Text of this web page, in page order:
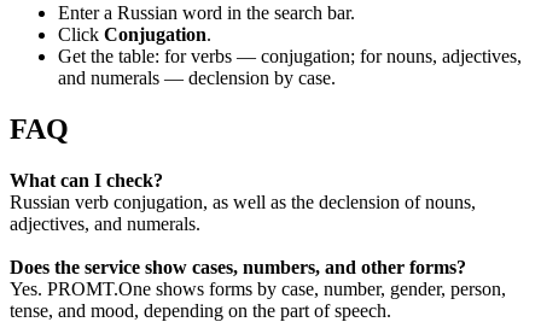
Enter a Russian word in the search bar.
Click Conjugation.
Get the table: for verbs — conjugation; for nouns, adjectives,
and numerals — declension by case.
FAQ
What can I check?
Russian verb conjugation, as well as the declension of nouns,
adjectives, and numerals.
Does the service show cases, numbers, and other forms?
Yes. PROMT.One shows forms by case, number, gender, person,
tense, and mood, depending on the part of speech.